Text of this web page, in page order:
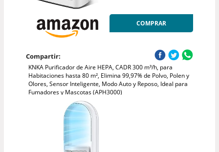
COMPRAR
Compartir:
KNKA Purificador de Aire HEPA, CADR 300 m³/h, para
Habitaciones hasta 80 m², Elimina 99,97% de Polvo, Polen y
Olores, Sensor Inteligente, Modo Auto y Reposo, Ideal para
Fumadores y Mascotas (APH3000)